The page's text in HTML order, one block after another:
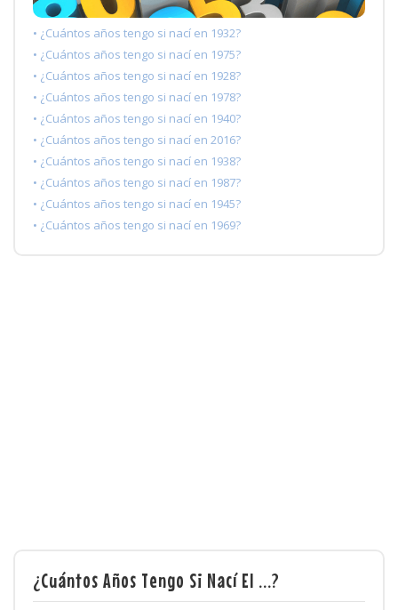
• ¿Cuántos años tengo si nací en 1932?
• ¿Cuántos años tengo si nací en 1975?
• ¿Cuántos años tengo si nací en 1928?
• ¿Cuántos años tengo si nací en 1978?
• ¿Cuántos años tengo si nací en 1940?
• ¿Cuántos años tengo si nací en 2016?
• ¿Cuántos años tengo si nací en 1938?
• ¿Cuántos años tengo si nací en 1987?
• ¿Cuántos años tengo si nací en 1945?
• ¿Cuántos años tengo si nací en 1969?
¿Cuántos Años Tengo Si Nací El ...?